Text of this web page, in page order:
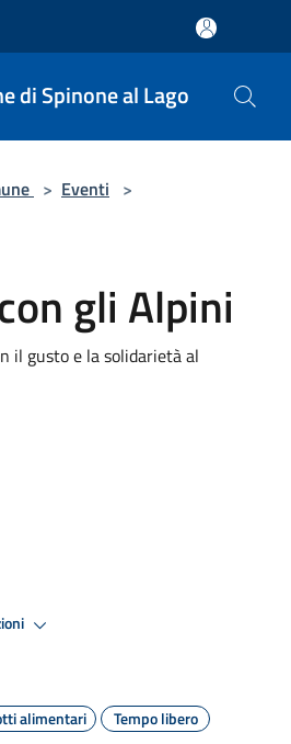
di Spinone al Lago
> Eventi >
gli Alpini
il gusto e la solidarietà al
alimentari Tempo libero